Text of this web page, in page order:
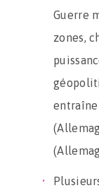
Guerre
zones,
entraîne